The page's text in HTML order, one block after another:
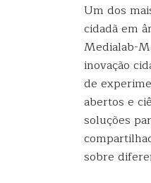
Um dos
cidadã em
Medialab-
inovação
de
abertos e
soluções
sobre